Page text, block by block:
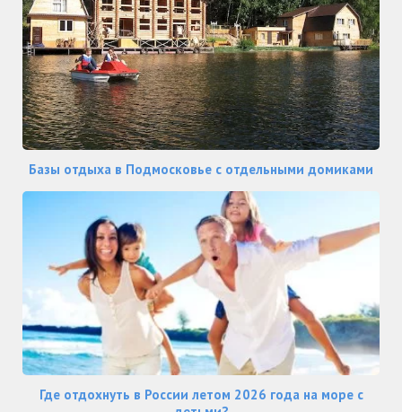
Базы отдыха в Подмосковье с отдельными домиками
Где отдохнуть в России летом 2026 года на море с